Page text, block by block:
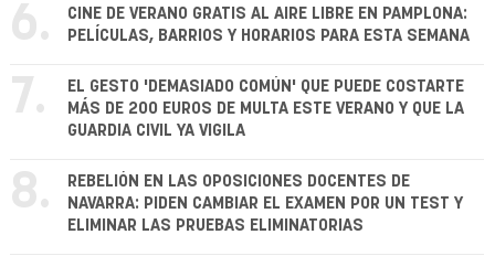
6.
CINE DE VERANO GRATIS AL AIRE LIBRE EN PAMPLONA:
PELÍCULAS, BARRIOS Y HORARIOS PARA ESTA SEMANA
7.
EL GESTO 'DEMASIADO COMÚN' QUE PUEDE COSTARTE
MÁS DE 200 EUROS DE MULTA ESTE VERANO Y QUE LA
GUARDIA CIVIL YA VIGILA
8.
REBELIÓN EN LAS OPOSICIONES DOCENTES DE
NAVARRA: PIDEN CAMBIAR EL EXAMEN POR UN TEST Y
ELIMINAR LAS PRUEBAS ELIMINATORIAS